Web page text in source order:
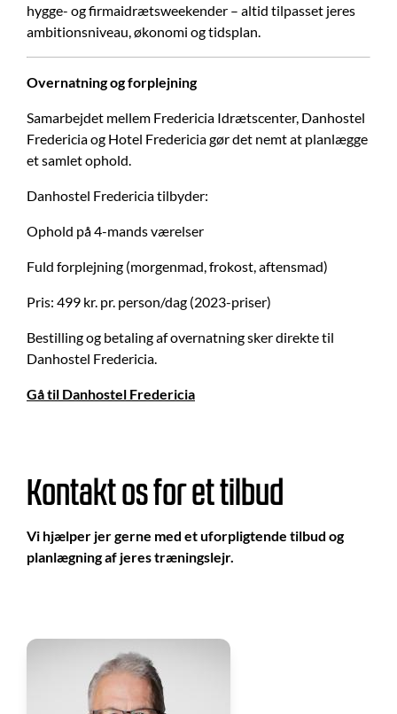
hygge- og firmaidrætsweekender – altid tilpasset jeres
ambitionsniveau, økonomi og tidsplan.
Overnatning og forplejning
Samarbejdet mellem Fredericia Idrætscenter, Danhostel
Fredericia og Hotel Fredericia gør det nemt at planlægge
et samlet ophold.
Danhostel Fredericia tilbyder:
Ophold på 4-mands værelser
Fuld forplejning (morgenmad, frokost, aftensmad)
Pris: 499 kr. pr. person/dag (2023-priser)
Bestilling og betaling af overnatning sker direkte til
Danhostel Fredericia.
Gå til Danhostel Fredericia
Kontakt os for et tilbud
Vi hjælper jer gerne med et uforpligtende tilbud og
planlægning af jeres træningslejr.